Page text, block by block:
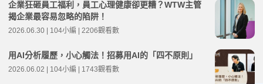
企業狂砸員工福利，員工心理健康卻更糟？WTW主管
揭企業最容易忽略的陷阱！
2026.06.30 | 104小編 | 2206觀看數
用AI分析履歷，小心觸法！招募用AI的「四不原則」
2026.06.02 | 104小編 | 1743觀看數